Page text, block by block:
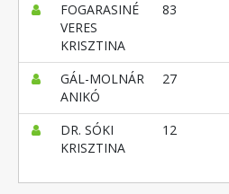
FOGARASINÉ
VERES
KRISZTINA
83
GÁL-MOLNÁR
ANIKÓ
27
DR. SÓKI
KRISZTINA
12